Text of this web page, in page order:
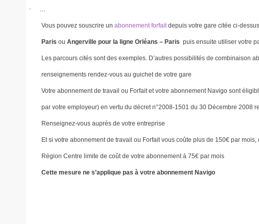
· …
Vous pouvez souscrire un abonnement forfait depuis votre gare citée ci-dessus
Paris ou Angerville pour la ligne Orléans – Paris puis ensuite utiliser votre
Les parcours cités sont des exemples. D’autres possibilités de combinaison
renseignements rendez-vous au guichet de votre gare
Votre abonnement de travail ou Forfait et votre abonnement Navigo sont
par votre employeur) en vertu du décret n°2008-1501 du 30 Décembre 2008
Renseignez-vous auprès de votre entreprise
Et si votre abonnement de travail ou Forfait vous coûte plus de 150€ par mois,
Région Centre limite de coût de votre abonnement à 75€ par mois
Cette mesure ne s’applique pas à votre abonnement Navigo